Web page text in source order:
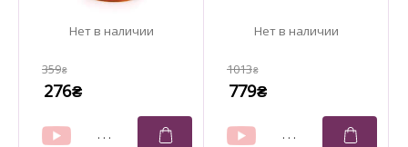
359₴
276₴
1013₴
779₴